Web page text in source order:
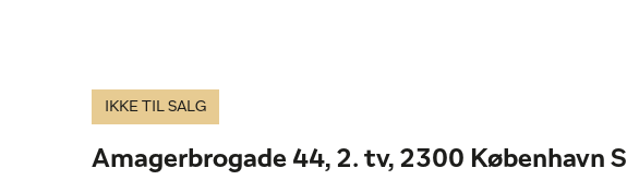
IKKE TIL SALG
Amagerbrogade 44, 2. tv, 2300 København S